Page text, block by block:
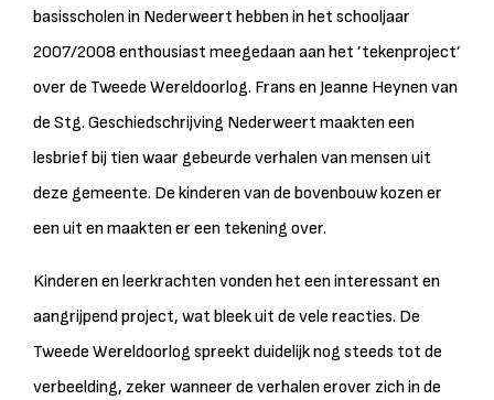
basisscholen in Nederweert hebben in het schooljaar
2007/2008 enthousiast meegedaan aan het ’tekenproject’
over de Tweede Wereldoorlog. Frans en Jeanne Heynen van
de Stg. Geschiedschrijving Nederweert maakten een
lesbrief bij tien waar gebeurde verhalen van mensen uit
deze gemeente. De kinderen van de bovenbouw kozen er
een uit en maakten er een tekening over.
Kinderen en leerkrachten vonden het een interessant en
aangrijpend project, wat bleek uit de vele reacties. De
Tweede Wereldoorlog spreekt duidelijk nog steeds tot de
verbeelding, zeker wanneer de verhalen erover zich in de